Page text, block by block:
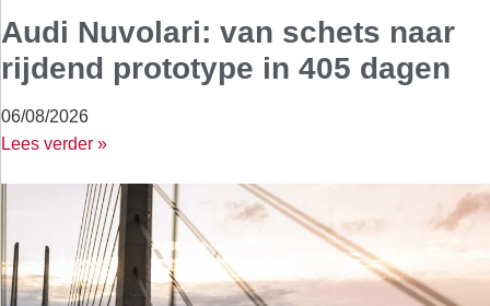
Audi Nuvolari: van schets naar
rijdend prototype in 405 dagen
06/08/2026
Lees verder »